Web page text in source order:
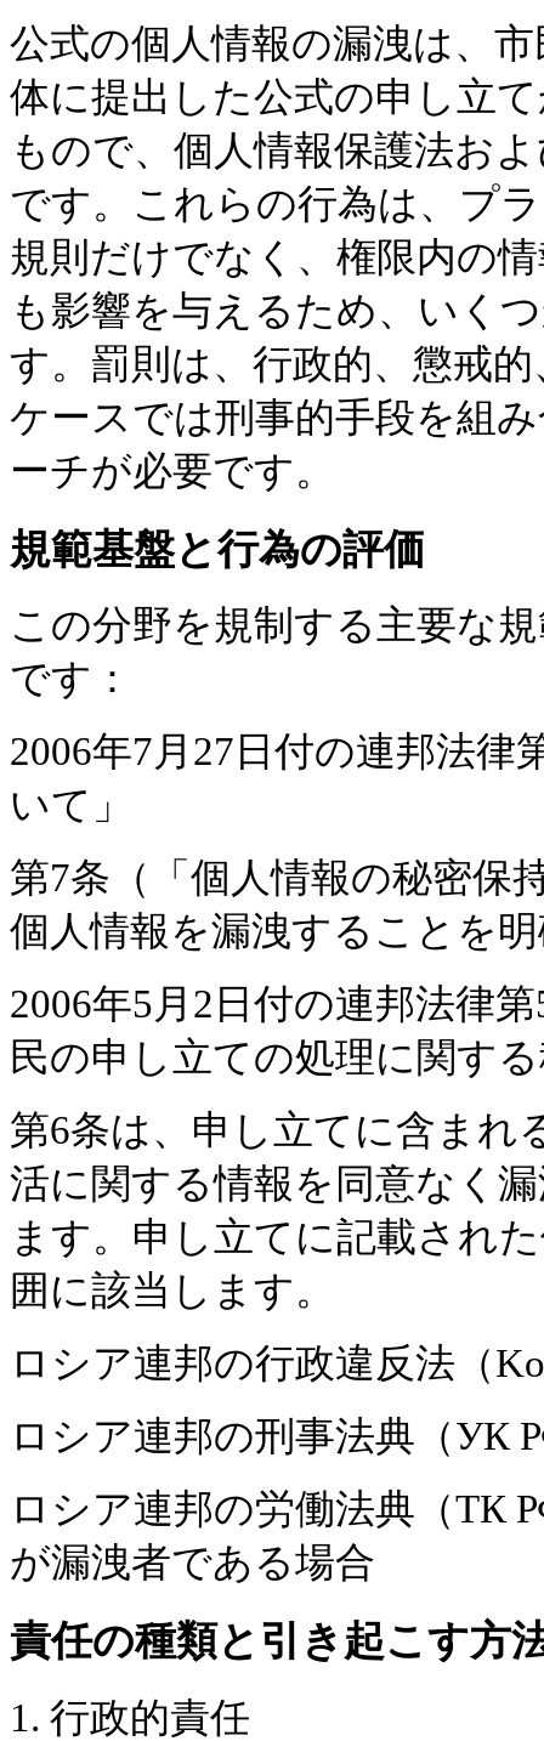
公式の個人情報の漏洩は、
体に提出した公式の申し立
もので、個人情報保護法お
です。これらの行為は、プ
規則だけでなく、権限内の
も影響を与えるため、いく
す。罰則は、行政的、懲戒
ケースでは刑事的手段を組
ーチが必要です。
規範基盤と行為の評価
この分野を規制する主要な
です：
2006年7月27日付の連邦法律
いて」
第7条（「個人情報の秘密保
個人情報を漏洩することを
2006年5月2日付の連邦法律
民の申し立ての処理に関す
第6条は、申し立てに含まれ
活に関する情報を同意なく
ます。申し立てに記載され
囲に該当します。
ロシア連邦の行政違反法（
ロシア連邦の刑事法典（УК
ロシア連邦の労働法典（ТК
が漏洩者である場合
責任の種類と引き起こす方
1. 行政的責任